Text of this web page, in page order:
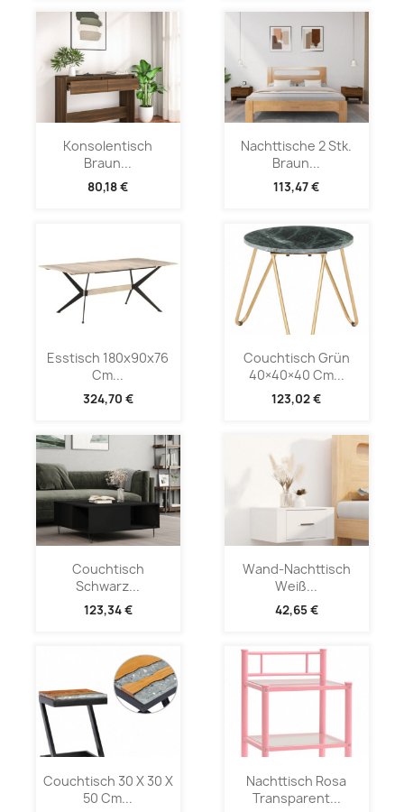
Konsolentisch
Braun...
80,18 €
Nachttische 2 Stk.
Braun...
113,47 €
Esstisch 180x90x76
Cm...
324,70 €
Couchtisch Grün
40×40×40 Cm...
123,02 €
Couchtisch
Schwarz...
123,34 €
Wand-Nachttisch
Weiß...
42,65 €
Couchtisch 30 X 30 X
50 Cm...
Nachttisch Rosa
Transparent...